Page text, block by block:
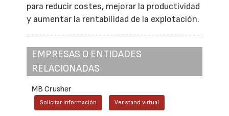
para reducir costes, mejorar la productividad
y aumentar la rentabilidad de la explotación.
EMPRESAS O ENTIDADES
RELACIONADAS
MB Crusher
Solicitar información Ver stand virtual